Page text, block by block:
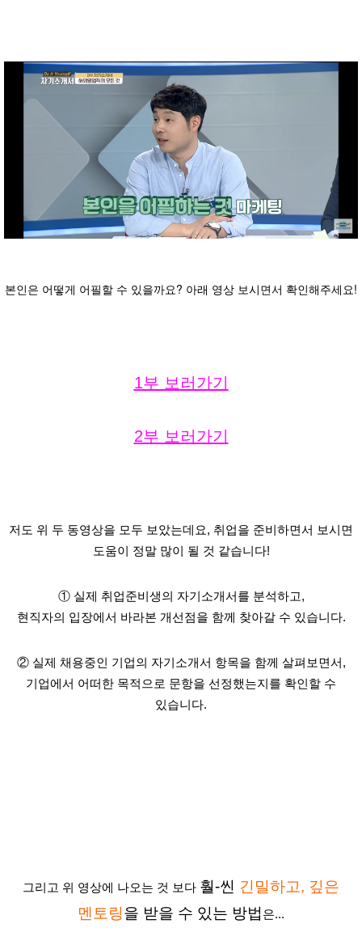
본인은 어떻게 어필할 수 있을까요? 아래 영상 보시면서 확인해주세요!
1부 보러가기
2부 보러가기
저도 위 두 동영상을 모두 보았는데요, 취업을 준비하면서 보시면
도움이 정말 많이 될 것 같습니다!
① 실제 취업준비생의 자기소개서를 분석하고,
현직자의 입장에서 바라본 개선점을 함께 찾아갈 수 있습니다.
② 실제 채용중인 기업의 자기소개서 항목을 함께 살펴보면서,
기업에서 어떠한 목적으로 문항을 선정했는지를 확인할 수
있습니다.
그리고 위 영상에 나오는 것 보다 훨-씬 긴밀하고, 깊은
멘토링을 받을 수 있는 방법 은...